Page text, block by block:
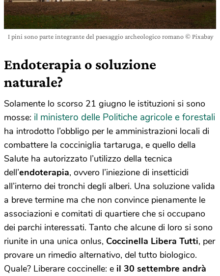
I pini sono parte integrante del paesaggio archeologico romano © Pixabay
Endoterapia o soluzione
naturale?
Solamente lo scorso 21 giugno le istituzioni si sono
mosse: il ministero delle Politiche agricole e forestali
ha introdotto l’obbligo per le amministrazioni locali di
combattere la cocciniglia tartaruga, e quello della
Salute ha autorizzato l’utilizzo della tecnica
dell’endoterapia, ovvero l’iniezione di insetticidi
all’interno dei tronchi degli alberi. Una soluzione valida
a breve termine ma che non convince pienamente le
associazioni e comitati di quartiere che si occupano
dei parchi interessati. Tanto che alcune di loro si sono
riunite in una unica onlus, Coccinella Libera Tutti, per
provare un rimedio alternativo, del tutto biologico.
Quale? Liberare coccinelle: e il 30 settembre andrà